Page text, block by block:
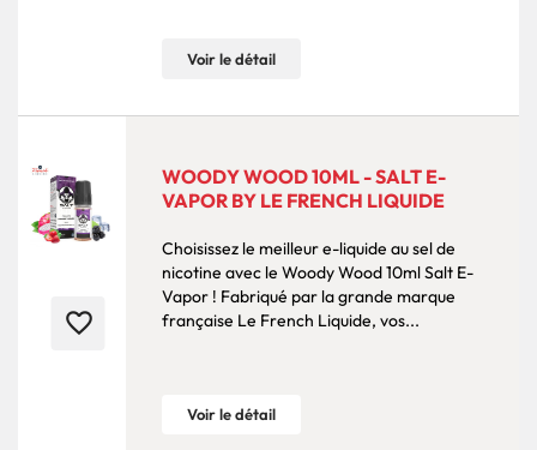
Voir le détail
favorite_border
WOODY WOOD 10ML - SALT E-
VAPOR BY LE FRENCH LIQUIDE
Choisissez le meilleur e-liquide au sel de
nicotine avec le Woody Wood 10ml Salt E-
Vapor ! Fabriqué par la grande marque
française Le French Liquide, vos...
Voir le détail